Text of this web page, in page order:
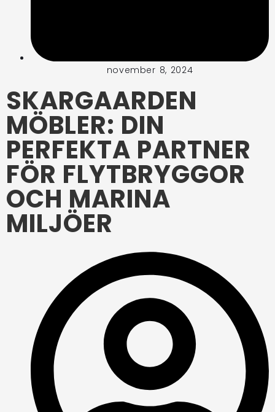
november 8, 2024
SKARGAARDEN
MÖBLER: DIN
PERFEKTA PARTNER
FÖR FLYTBRYGGOR
OCH MARINA
MILJÖER